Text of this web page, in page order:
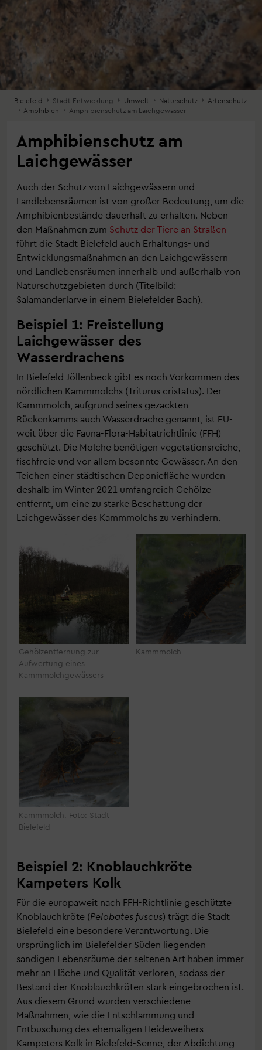
Bielefeld Stadt.Entwicklung Umwelt Naturschutz
Artenschutz
Amphibien
Amphibienschutz am Laichgewässer
Amphibienschutz am
Laichgewässer
Auch der Schutz von Laichgewässern und
Landlebensräumen ist von großer Bedeutung, um die
Amphibienbestände dauerhaft zu erhalten. Neben
den Maßnahmen zum Schutz der Tiere an Straßen
führt die Stadt Bielefeld auch Erhaltungs- und
Entwicklungsmaßnahmen an den Laichgewässern
und Landlebensräumen innerhalb und außerhalb von
Naturschutzgebieten durch (Titelbild:
Salamanderlarve in einem Bielefelder Bach).
Beispiel 1: Freistellung
Laichgewässer des
Wasserdrachens
In Bielefeld Jöllenbeck gibt es noch Vorkommen des
nördlichen Kammmolchs (Triturus cristatus). Der
Kammmolch, aufgrund seines gezackten
Rückenkamms auch Wasserdrache genannt, ist EU-
weit über die Fauna-Flora-Habitatrichtlinie (FFH)
geschützt. Die Molche benötigen vegetationsreiche,
fischfreie und vor allem besonnte Gewässer. An den
Teichen einer städtischen Deponiefläche wurden
deshalb im Winter 2021 umfangreich Gehölze
entfernt, um eine zu starke Beschattung der
Laichgewässer des Kammmolchs zu verhindern.
Gehölzentfernung zur
Aufwertung eines
Kammmolchgewässers
Kammmolch
Kammmolch. Foto: Stadt
Bielefeld
Beispiel 2: Knoblauchkröte
Kampeters Kolk
Für die europaweit nach FFH-Richtlinie geschützte
Knoblauchkröte (Pelobates fuscus) trägt die Stadt
Bielefeld eine besondere Verantwortung. Die
ursprünglich im Bielefelder Süden liegenden
sandigen Lebensräume der seltenen Art haben immer
mehr an Fläche und Qualität verloren, sodass der
Bestand der Knoblauchkröten stark eingebrochen ist.
Aus diesem Grund wurden verschiedene
Maßnahmen, wie die Entschlammung und
Entbuschung des ehemaligen Heideweihers
Kampeters Kolk in Bielefeld-Senne, der Abdichtung